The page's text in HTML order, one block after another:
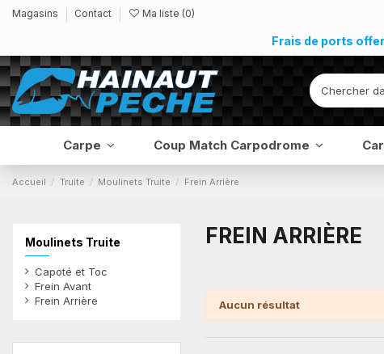
Magasins Contact Ma liste (0)
Frais de ports
Carpe Coup Match Carpodrome
Accueil Truite Moulinets Truite Frein Arrière
FREIN ARRIÈRE
Aucun résultat
Moulinets Truite
Capoté et Toc
Frein Avant
Frein Arrière